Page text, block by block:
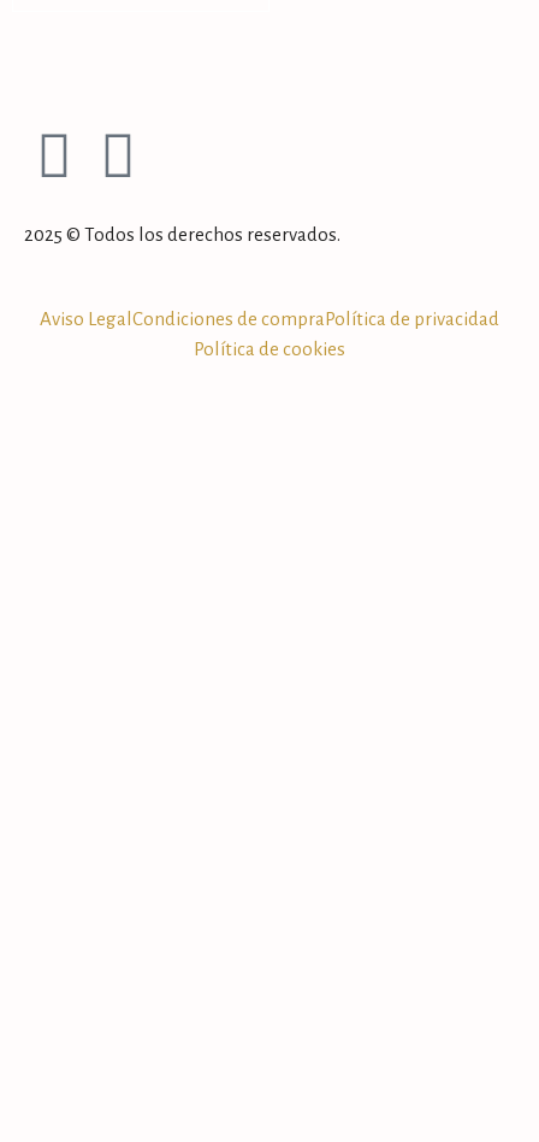
2025 © Todos los derechos reservados.
Aviso Legal Condiciones de compraPolítica de privacidad
Política de cookies